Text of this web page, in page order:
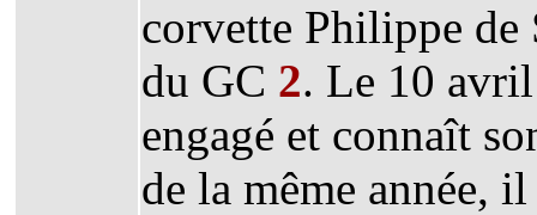
corvette Philippe de
du GC 2. Le 10
engagé et connaît
de la même année,